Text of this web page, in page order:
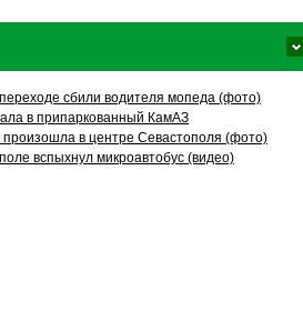
сбили водителя мопеда (фото)
в припаркованный КамАЗ
произошла в центре Севастополя (фото)
вспыхнул микроавтобус (видео)